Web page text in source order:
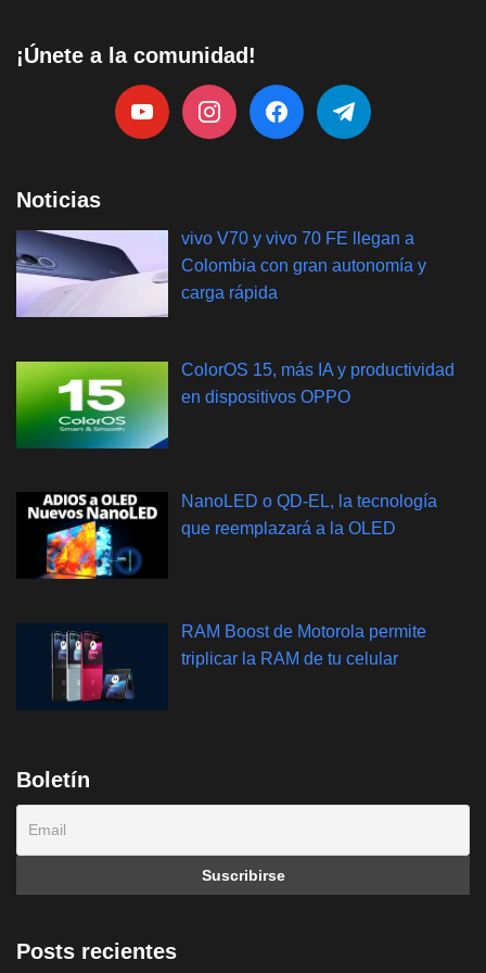
¡Únete a la comunidad!
Noticias
vivo V70 y vivo 70 FE llegan a
Colombia con gran autonomía y
carga rápida
ColorOS 15, más IA y productividad
en dispositivos OPPO
NanoLED o QD-EL, la tecnología
que reemplazará a la OLED
RAM Boost de Motorola permite
triplicar la RAM de tu celular
Boletín
Posts recientes